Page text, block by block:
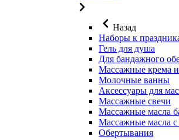
Назад
Наборы к
Гель для душа
Для бандажного
Массажные крема и
Молочные ванны
Аксессуары для
Массажные свечи
Массажные масла
Массажные масла с
Обертывания